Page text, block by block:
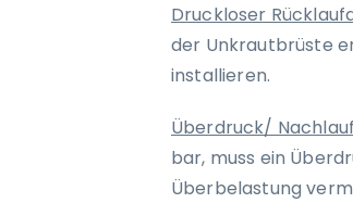
Druckloser
der Unkrautbrüste
installieren.
Überdruck/
bar, muss ein
Überbelastung